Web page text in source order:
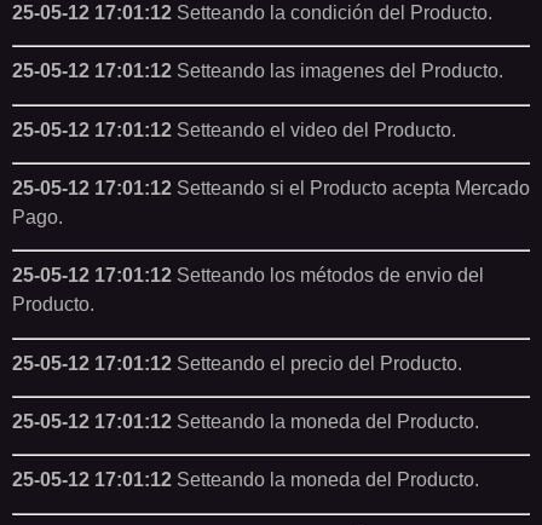
25-05-12 17:01:12 Setteando la condición del Producto.
25-05-12 17:01:12 Setteando las imagenes del Producto.
25-05-12 17:01:12 Setteando el video del Producto.
25-05-12 17:01:12 Setteando si el Producto acepta Mercado
Pago.
25-05-12 17:01:12 Setteando los métodos de envio del
Producto.
25-05-12 17:01:12 Setteando el precio del Producto.
25-05-12 17:01:12 Setteando la moneda del Producto.
25-05-12 17:01:12 Setteando la moneda del Producto.